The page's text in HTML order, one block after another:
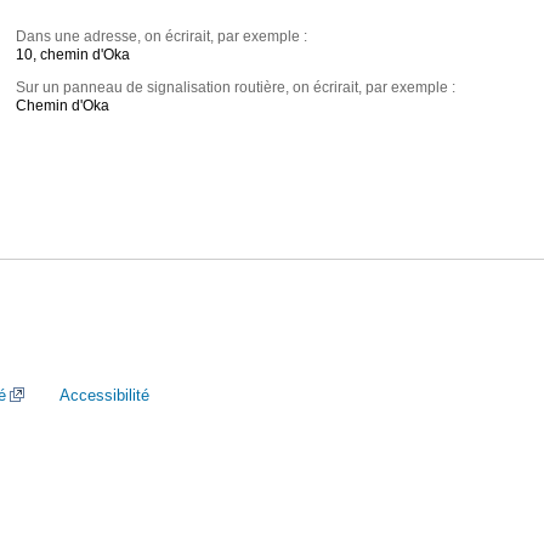
Dans une adresse, on écrirait, par exemple :
10, chemin d'Oka
Sur un panneau de signalisation routière, on écrirait, par exemple :
Chemin d'Oka
Accessibilité